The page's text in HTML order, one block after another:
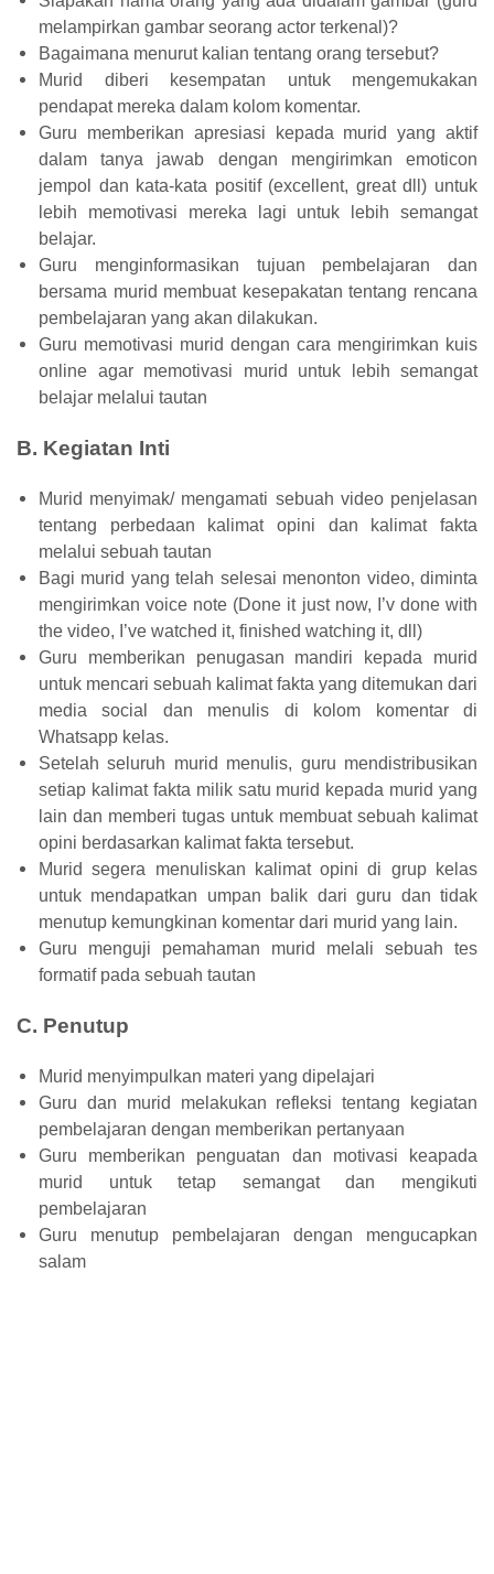
melampirkan gambar seorang actor terkenal)?
Bagaimana menurut kalian tentang orang tersebut?
Murid diberi kesempatan untuk mengemukakan
pendapat mereka dalam kolom komentar.
Guru memberikan apresiasi kepada murid yang aktif
dalam tanya jawab dengan mengirimkan emoticon
jempol dan kata-kata positif (excellent, great dll) untuk
lebih memotivasi mereka lagi untuk lebih semangat
belajar.
Guru menginformasikan tujuan pembelajaran dan
bersama murid membuat kesepakatan tentang rencana
pembelajaran yang akan dilakukan.
Guru memotivasi murid dengan cara mengirimkan kuis
online agar memotivasi murid untuk lebih semangat
belajar melalui tautan
B. Kegiatan Inti
Murid menyimak/ mengamati sebuah video penjelasan
tentang perbedaan kalimat opini dan kalimat fakta
melalui sebuah tautan
Bagi murid yang telah selesai menonton video, diminta
mengirimkan voice note (Done it just now, I’v done with
the video, I’ve watched it, finished watching it, dll)
Guru memberikan penugasan mandiri kepada murid
untuk mencari sebuah kalimat fakta yang ditemukan dari
media social dan menulis di kolom komentar di
Whatsapp kelas.
Setelah seluruh murid menulis, guru mendistribusikan
setiap kalimat fakta milik satu murid kepada murid yang
lain dan memberi tugas untuk membuat sebuah kalimat
opini berdasarkan kalimat fakta tersebut.
Murid segera menuliskan kalimat opini di grup kelas
untuk mendapatkan umpan balik dari guru dan tidak
menutup kemungkinan komentar dari murid yang lain.
Guru menguji pemahaman murid melali sebuah tes
formatif pada sebuah tautan
C. Penutup
Murid menyimpulkan materi yang dipelajari
Guru dan murid melakukan refleksi tentang kegiatan
pembelajaran dengan memberikan pertanyaan
Guru memberikan penguatan dan motivasi keapada
murid untuk tetap semangat dan mengikuti
pembelajaran
Guru menutup pembelajaran dengan mengucapkan
salam